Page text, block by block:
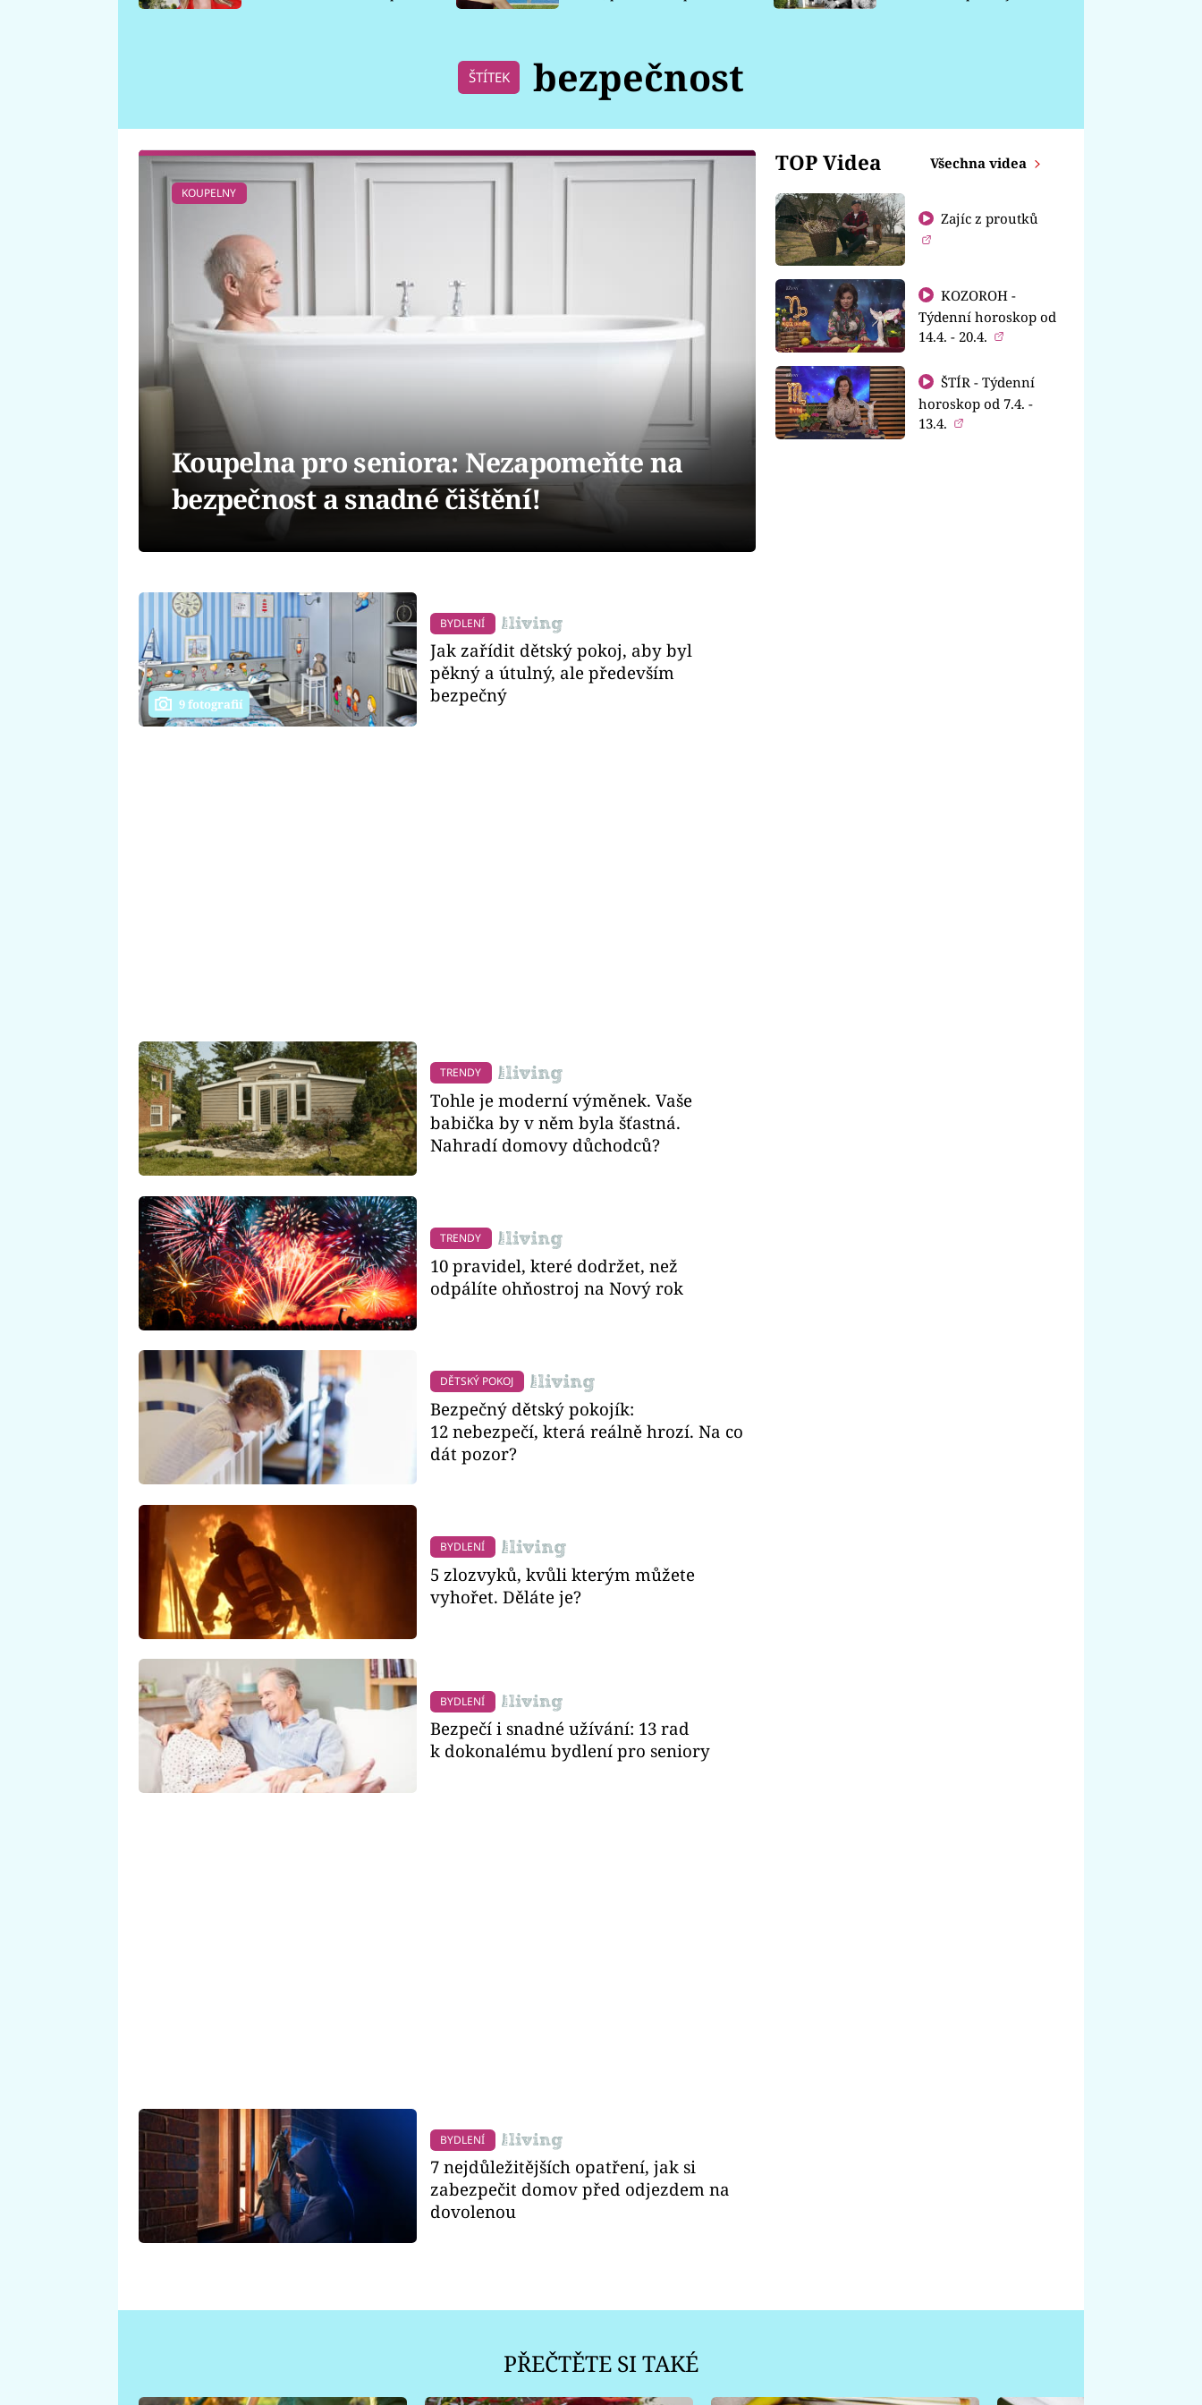
ŠTÍTEK bezpečnost
TOP Videa Všechna videa
Zajíc z proutků
KOZOROH -
Týdenní horoskop od
14.4. - 20.4.
ŠTÍR - Týdenní
horoskop od 7.4. -
13.4.
KOUPELNY
Koupelna pro seniora: Nezapomeňte na
bezpečnost a snadné čištění!
9 fotografií
BYDLENÍ
Jak zařídit dětský pokoj, aby byl
pěkný a útulný, ale především
bezpečný
TRENDY
Tohle je moderní výměnek. Vaše
babička by v něm byla šťastná.
Nahradí domovy důchodců?
TRENDY
10 pravidel, které dodržet, než
odpálíte ohňostroj na Nový rok
DĚTSKÝ POKOJ
Bezpečný dětský pokojík:
12 nebezpečí, která reálně hrozí. Na co
dát pozor?
BYDLENÍ
5 zlozvyků, kvůli kterým můžete
vyhořet. Děláte je?
BYDLENÍ
Bezpečí i snadné užívání: 13 rad
k dokonalému bydlení pro seniory
BYDLENÍ
7 nejdůležitějších opatření, jak si
zabezpečit domov před odjezdem na
dovolenou
PŘEČTĚTE SI TAKÉ